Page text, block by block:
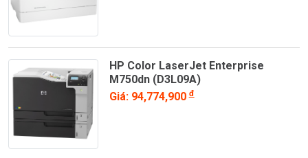
HP Color LaserJet Enterprise
M750dn (D3L09A)
Giá: 94,774,900đ